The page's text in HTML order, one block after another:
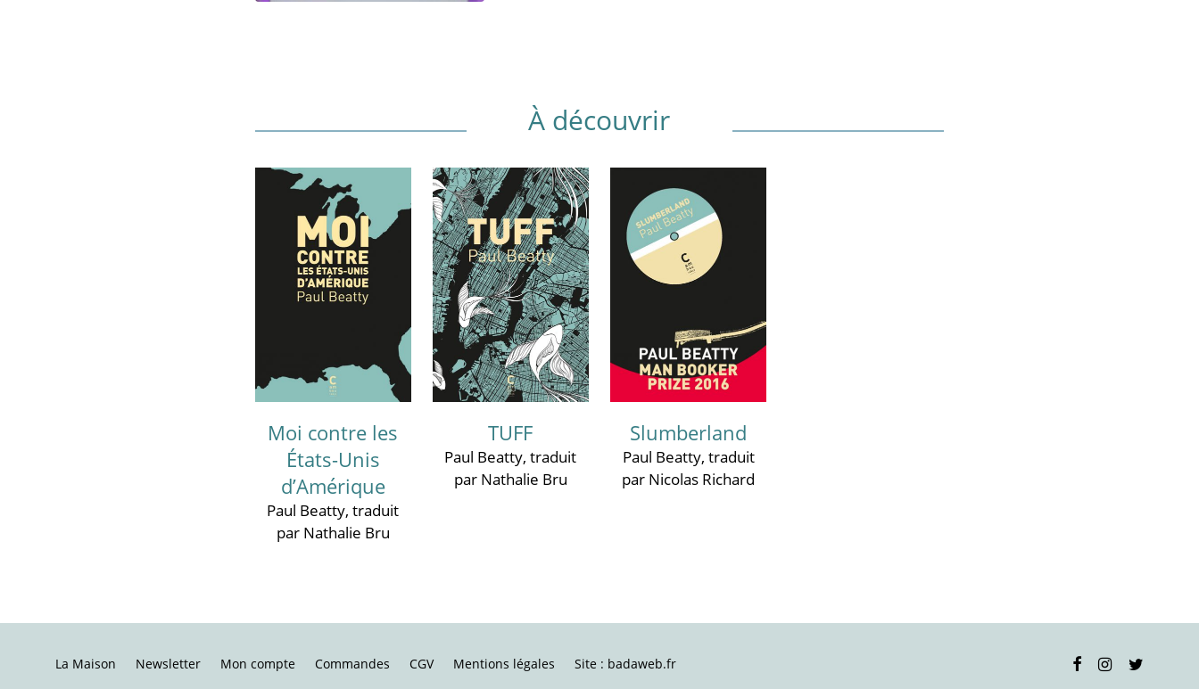
À découvrir
Moi contre les
États-Unis
d’Amérique
Paul Beatty, traduit
par Nathalie Bru
TUFF
Paul Beatty, traduit
par Nathalie Bru
Slumberland
Paul Beatty, traduit
par Nicolas Richard
La Maison Newsletter Mon compte Commandes CGV Mentions légales Site : badaweb.fr